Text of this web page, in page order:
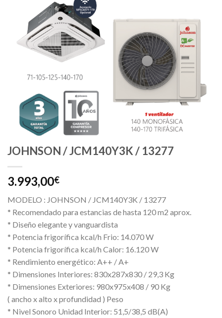
JOHNSON / JCM140Y3K / 13277
3.993,00€
MODELO : JOHNSON / JCM140Y3K / 13277
* Recomendado para estancias de hasta 120 m2 aprox.
* Diseño elegante y vanguardista
* Potencia frigorífica kcal/h Frio: 14.070 W
* Potencia frigorífica kcal/h Calor: 16.120 W
* Rendimiento energético: A++ / A+
* Dimensiones Interiores: 830x287x830 / 29,3 Kg
* Dimensiones Exteriores: 980x975x408 / 90 Kg
( ancho x alto x profundidad ) Peso
* Nivel Sonoro Unidad Interior: 51,5/38,5 dB(A)